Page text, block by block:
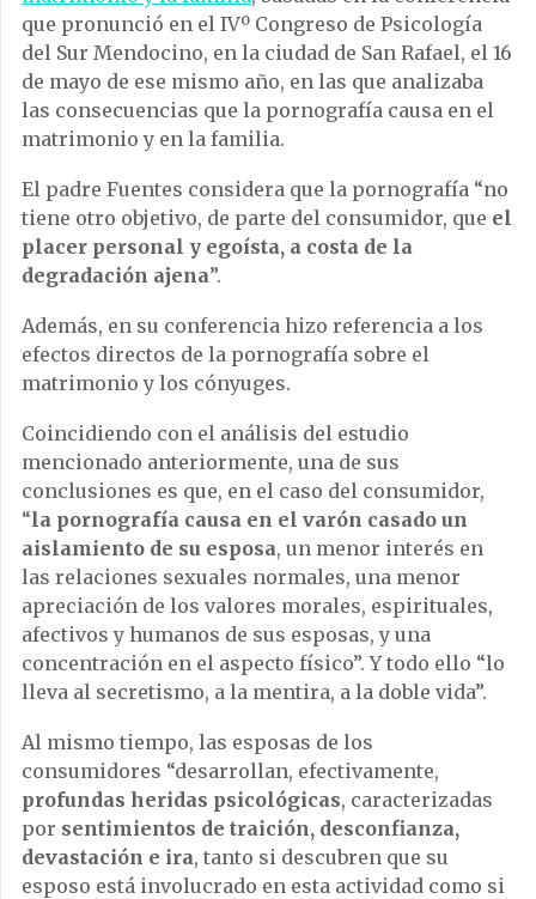
que pronunció en el IVº Congreso de Psicología
del Sur Mendocino, en la ciudad de San Rafael, el 16
de mayo de ese mismo año, en las que analizaba
las consecuencias que la pornografía causa en el
matrimonio y en la familia.
El padre Fuentes considera que la pornografía “no
tiene otro objetivo, de parte del consumidor, que el
placer personal y egoísta, a costa de la
degradación ajena”.
Además, en su conferencia hizo referencia a los
efectos directos de la pornografía sobre el
matrimonio y los cónyuges.
Coincidiendo con el análisis del estudio
mencionado anteriormente, una de sus
conclusiones es que, en el caso del consumidor,
“la pornografía causa en el varón casado un
aislamiento de su esposa, un menor interés en
las relaciones sexuales normales, una menor
apreciación de los valores morales, espirituales,
afectivos y humanos de sus esposas, y una
concentración en el aspecto físico”. Y todo ello “lo
lleva al secretismo, a la mentira, a la doble vida”.
Al mismo tiempo, las esposas de los
consumidores “desarrollan, efectivamente,
profundas heridas psicológicas, caracterizadas
por sentimientos de traición, desconfianza,
devastación e ira, tanto si descubren que su
esposo está involucrado en esta actividad como si